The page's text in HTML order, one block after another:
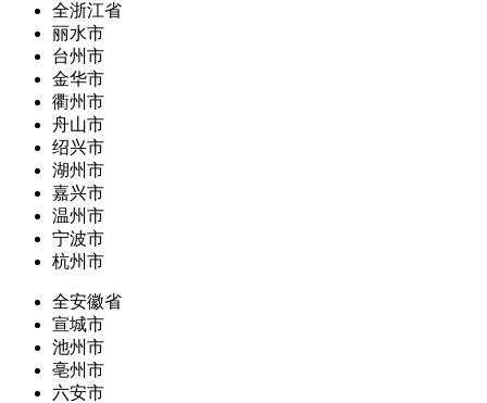
全浙江省
丽水市
台州市
金华市
衢州市
舟山市
绍兴市
湖州市
嘉兴市
温州市
宁波市
杭州市
全安徽省
宣城市
池州市
亳州市
六安市